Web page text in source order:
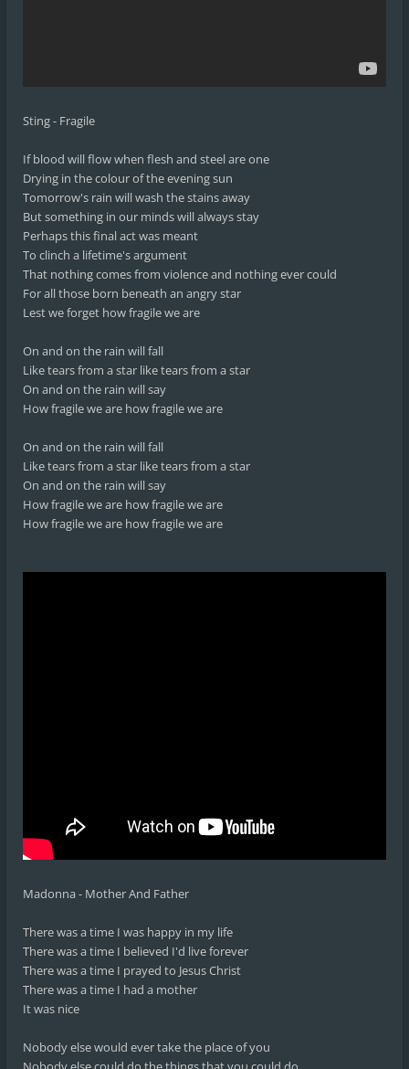
Sting - Fragile
If blood will flow when flesh and steel are one
Drying in the colour of the evening sun
Tomorrow's rain will wash the stains away
But something in our minds will always stay
Perhaps this final act was meant
To clinch a lifetime's argument
That nothing comes from violence and nothing ever could
For all those born beneath an angry star
Lest we forget how fragile we are
On and on the rain will fall
Like tears from a star like tears from a star
On and on the rain will say
How fragile we are how fragile we are
On and on the rain will fall
Like tears from a star like tears from a star
On and on the rain will say
How fragile we are how fragile we are
How fragile we are how fragile we are
Madonna - Mother And Father
There was a time I was happy in my life
There was a time I believed I'd live forever
There was a time I prayed to Jesus Christ
There was a time I had a mother
It was nice
Nobody else would ever take the place of you